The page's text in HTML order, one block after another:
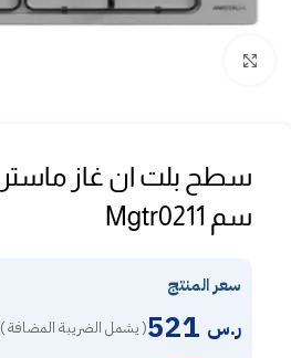
سم Mgtr0211
سعر المنتج
ر.س ( يشمل الضريبة المضافة )